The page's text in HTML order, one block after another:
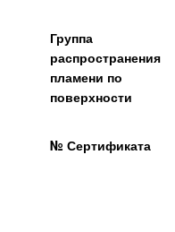
Группа
распространения
пламени по
поверхности
№ Сертификата